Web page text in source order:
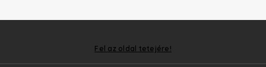
Fel az oldal tetejére!